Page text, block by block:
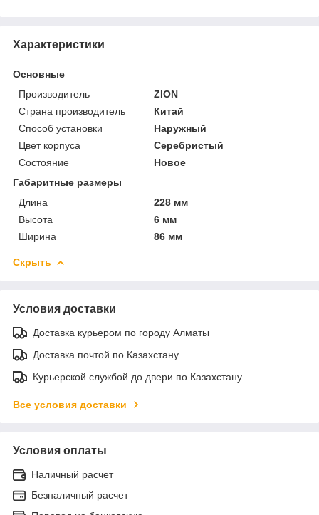
Характеристики
Основные
Производитель
ZION
Страна производитель
Китай
Способ установки
Наружный
Цвет корпуса
Серебристый
Состояние
Новое
Габаритные размеры
Длина
228 мм
Высота
6 мм
Ширина
86 мм
Скрыть
Условия доставки
Доставка курьером по городу Алматы
Доставка почтой по Казахстану
Курьерской службой до двери по Казахстану
Все условия доставки
Условия оплаты
Наличный расчет
Безналичный расчет